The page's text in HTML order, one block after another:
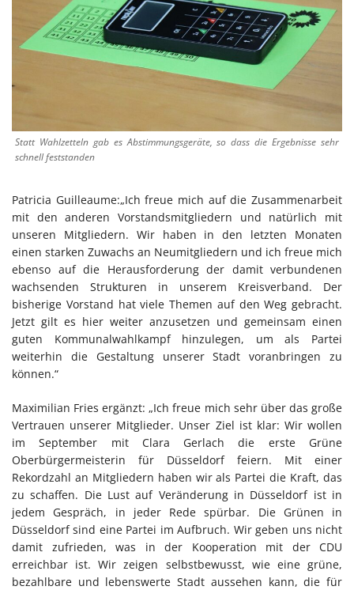
Statt Wahlzetteln gab es Abstimmungsgeräte, so dass die Ergebnisse sehr
schnell feststanden
Patricia Guilleaume:„Ich freue mich auf die Zusammenarbeit
mit den anderen Vorstandsmitgliedern und natürlich mit
unseren Mitgliedern. Wir haben in den letzten Monaten
einen starken Zuwachs an Neumitgliedern und ich freue mich
ebenso auf die Herausforderung der damit verbundenen
wachsenden Strukturen in unserem Kreisverband. Der
bisherige Vorstand hat viele Themen auf den Weg gebracht.
Jetzt gilt es hier weiter anzusetzen und gemeinsam einen
guten Kommunalwahlkampf hinzulegen, um als Partei
weiterhin die Gestaltung unserer Stadt voranbringen zu
können.“
Maximilian Fries ergänzt: „Ich freue mich sehr über das große
Vertrauen unserer Mitglieder. Unser Ziel ist klar: Wir wollen
im September mit Clara Gerlach die erste Grüne
Oberbürgermeisterin für Düsseldorf feiern. Mit einer
Rekordzahl an Mitgliedern haben wir als Partei die Kraft, das
zu schaffen. Die Lust auf Veränderung in Düsseldorf ist in
jedem Gespräch, in jeder Rede spürbar. Die Grünen in
Düsseldorf sind eine Partei im Aufbruch. Wir geben uns nicht
damit zufrieden, was in der Kooperation mit der CDU
erreichbar ist. Wir zeigen selbstbewusst, wie eine grüne,
bezahlbare und lebenswerte Stadt aussehen kann, die für